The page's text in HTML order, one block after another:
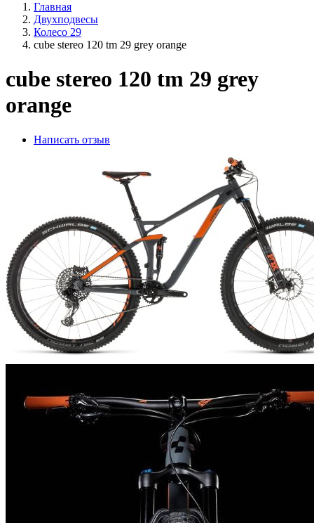
Главная
Двухподвесы
Колесо 29
cube stereo 120 tm 29 grey orange
cube stereo 120 tm 29 grey
orange
Написать отзыв